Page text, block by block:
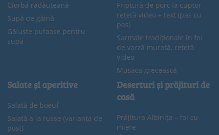
Ciorbă rădăuțeană
Supă de găină
Găluște pufoase pentru
supă
Friptură de porc la cuptor –
rețetă video + text (pas cu
pas)
Sarmale tradiționale în foi
de varză murată, rețetă
video
Musaca grecească
Salate și aperitive
Salată de boeuf
Salată a la russe (varianta de
post)
Deserturi și prăjituri de
casă
Prăjitura Albinița – foi cu
miere